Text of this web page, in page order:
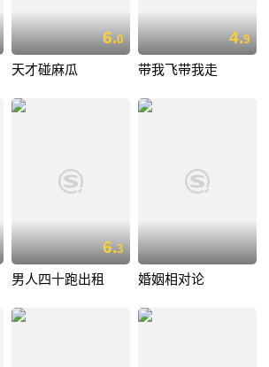
6.0
天才碰麻瓜
4.9
带我飞带我走
6.3
男人四十跑出租 婚姻相对论